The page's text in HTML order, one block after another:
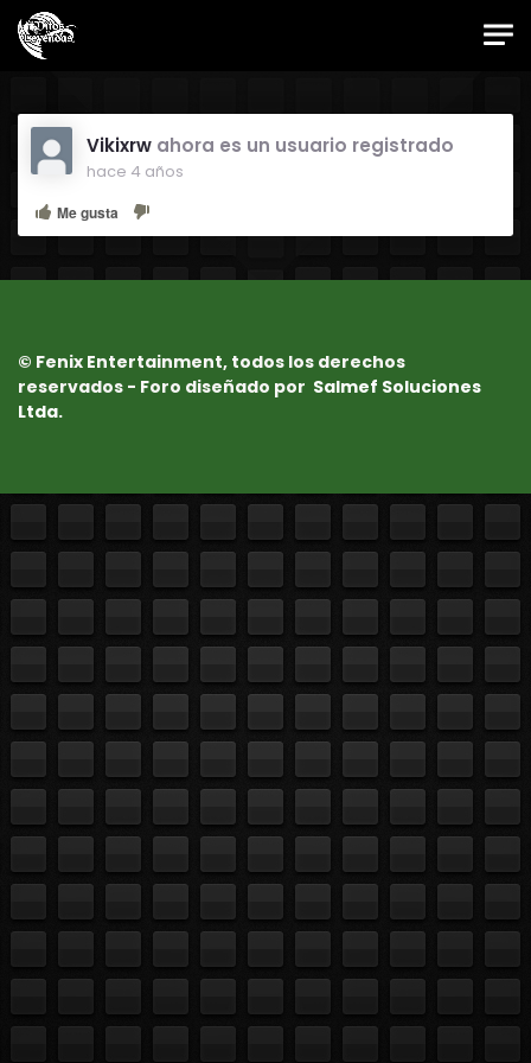
Skip to main content
Foro Oficial JES
Vikixrw ahora es un usuario registrado
hace 4 años
Me gusta
© Fenix Entertainment, todos los derechos
reservados - Foro diseñado por Salmef Soluciones
Ltda.